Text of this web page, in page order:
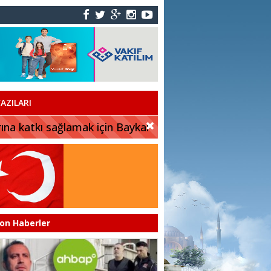
katkı sağlamak için Baykar
Haberler